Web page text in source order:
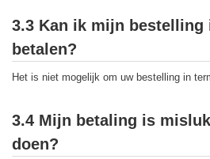
3.3 Kan ik mijn bestelling
betalen?
Het is niet mogelijk om uw bestelling in
3.4 Mijn betaling is
doen?